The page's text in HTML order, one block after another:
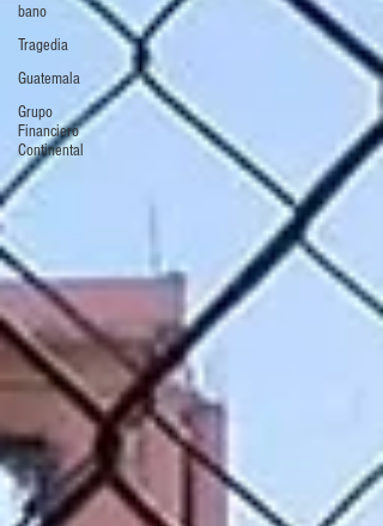
bano
Tragedia
Guatemala
Grupo
Financiero
Continental